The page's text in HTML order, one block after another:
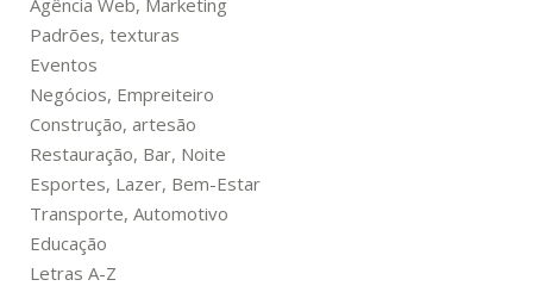
Agência Web, Marketing
Padrões, texturas
Eventos
Negócios, Empreiteiro
Construção, artesão
Restauração, Bar, Noite
Esportes, Lazer, Bem-Estar
Transporte, Automotivo
Educação
Letras A-Z